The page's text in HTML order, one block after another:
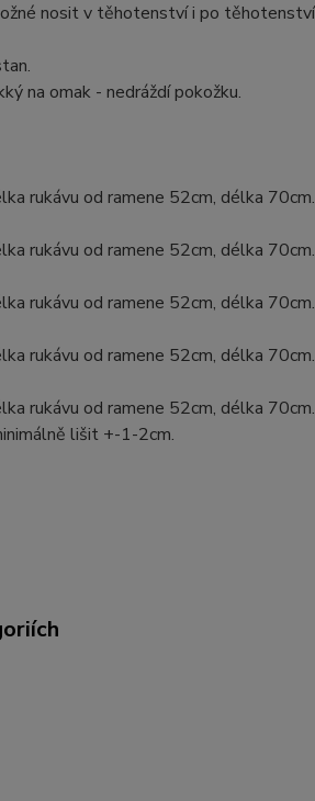
nosit v těhotenství i po
na omak - nedráždí pokožku.
rukávu od ramene 52cm, délka 70cm.
rukávu od ramene 52cm, délka 70cm.
rukávu od ramene 52cm, délka 70cm.
rukávu od ramene 52cm, délka 70cm.
rukávu od ramene 52cm, délka 70cm.
lišit +-1-2cm.